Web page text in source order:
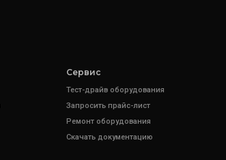
Сервис
Тест-драйв оборудования
Запросить прайс-лист
Ремонт оборудования
Скачать документацию